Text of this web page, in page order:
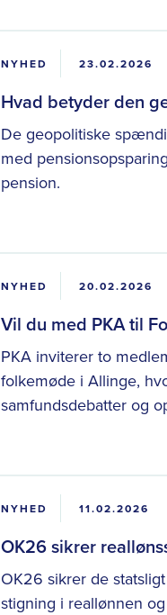
NYHED 23.02.2026
Hvad betyder den
De geopolitiske
med
pension.
NYHED 20.02.2026
Vil du med PKA til
PKA inviterer to
folkemøde i Allinge,
samfundsdebatter og
NYHED 11.02.2026
OK26 sikrer
OK26 sikrer de
stigning i reallønnen